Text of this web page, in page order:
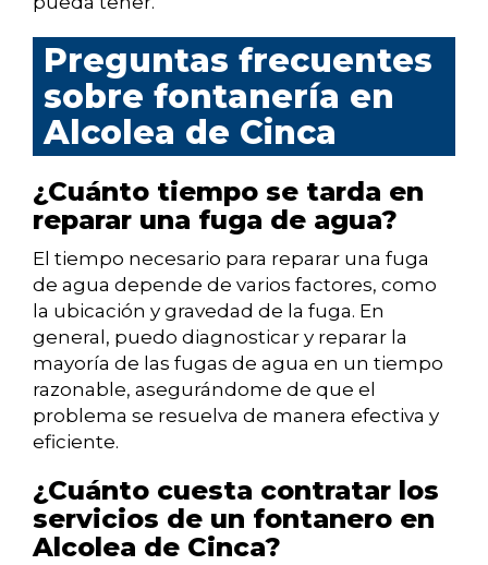
Preguntas frecuentes
sobre fontanería en
Alcolea de Cinca
¿Cuánto tiempo se tarda en
reparar una fuga de agua?
El tiempo necesario para reparar una fuga
de agua depende de varios factores, como
la ubicación y gravedad de la fuga. En
general, puedo diagnosticar y reparar la
mayoría de las fugas de agua en un tiempo
razonable, asegurándome de que el
problema se resuelva de manera efectiva y
eficiente.
¿Cuánto cuesta contratar los
servicios de un fontanero en
Alcolea de Cinca?